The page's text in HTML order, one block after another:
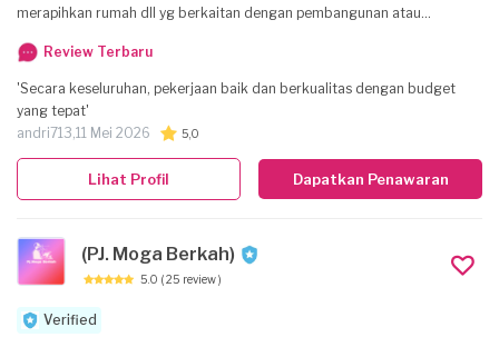
merapihkan rumah dll yg berkaitan dengan pembangunan atau
mengutaman kepuasaan COSTUMER KOMUNIKATIF sebagai mitra jika
ada komplenan kami siap memperbaiki pekerjaan yg sudah kami
kerjakan jika costumer tidak sesuai dengan hasilnya. . . .
MOTO:COSTUMER PUAS KAMI BAHAGIA.
Review Terbaru
'Secara keseluruhan, pekerjaan baik dan berkualitas dengan budget
yang tepat'
andri713,11 Mei 2026 5,0
Dapatkan Penawaran
Lihat Profil
(PJ. Moga Berkah)
5.0 ( 25 review )
Verified